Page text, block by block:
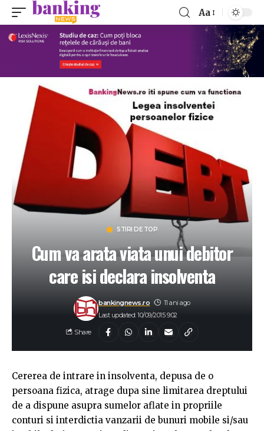
Aa
STIRI DE TOP
Cum va arata viata unui debitor
care isi declara insolventa
Last updated: 10/09/2015 9:02
bankingnews.ro 11 ani ago
Share
Cererea de intrare in insolventa, depusa de o
persoana fizica, atrage dupa sine limitarea dreptului
de a dispune asupra sumelor aflate in propriile
conturi si interdictia vanzarii de bunuri mobile si/sau